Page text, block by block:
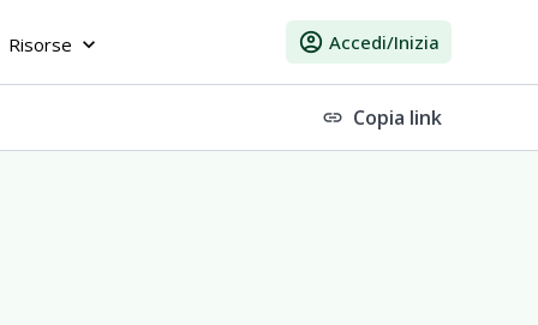
Risorse keyboard_arrow_down account_circle Accedi/Inizia
link Copia link